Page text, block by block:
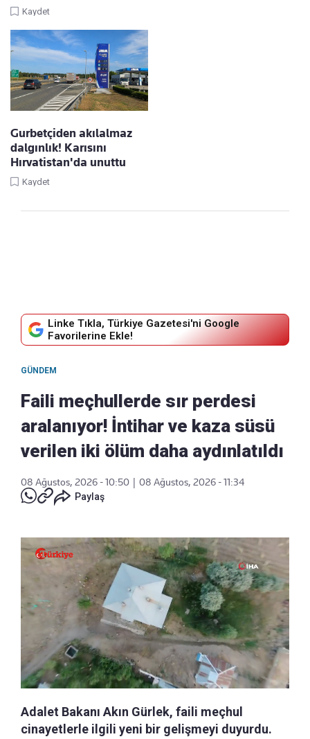
Kaydet
Gurbetçiden akılalmaz
dalgınlık! Karısını
Hırvatistan'da unuttu
Kaydet
Linke Tıkla, Türkiye Gazetesi'ni Google
Favorilerine Ekle!
GÜNDEM
Faili meçhullerde sır perdesi
aralanıyor! İntihar ve kaza süsü
verilen iki ölüm daha aydınlatıldı
08 Ağustos, 2026 - 10:50
08 Ağustos, 2026 - 11:34
Paylaş
Adalet Bakanı Akın Gürlek, faili meçhul
cinayetlerle ilgili yeni bir gelişmeyi duyurdu.